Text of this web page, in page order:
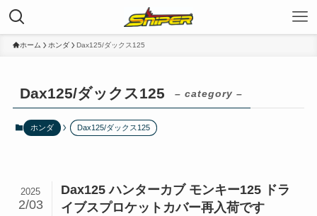
ホーム ホンダ Dax125/ダックス125
Dax125/ダックス125 – category –
ホンダ Dax125/ダックス125
Dax125 ハンターカブ モンキー125 ドラ
イブスプロケットカバー再入荷です
2025
2/03